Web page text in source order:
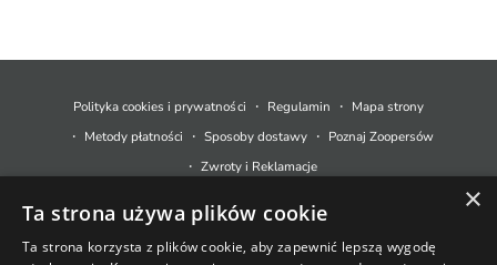
e
y
p
ł
© 2026,Zoopers.pl. Technologia Shopify
Polityka cookies i prywatności Regulamin
Mapa strony
Metody płatności
Sposoby dostawy
Poznaj Zoopersów
Zwroty i Reklamacje
×
Ta strona używa plików cookie
Ta strona korzysta z plików cookie, aby zapewnić lepszą wygodę